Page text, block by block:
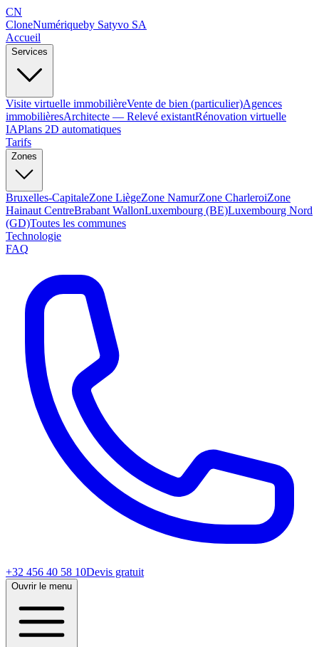
CN
CloneNumériqueby Satyvo SA
Accueil
Services
Visite virtuelle immobilièreVente de bien (particulier)Agences
immobilièresArchitecte — Relevé existantRénovation virtuelle
IAPlans 2D automatiques
Tarifs
Zones
Bruxelles-CapitaleZone LiègeZone NamurZone CharleroiZone
Hainaut CentreBrabant WallonLuxembourg (BE)Luxembourg Nord
(GD)Toutes les communes
Technologie
FAQ
+32 456 40 58 10Devis gratuit
Ouvrir le menu